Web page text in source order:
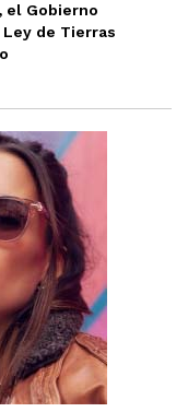
el Gobierno
de Tierras